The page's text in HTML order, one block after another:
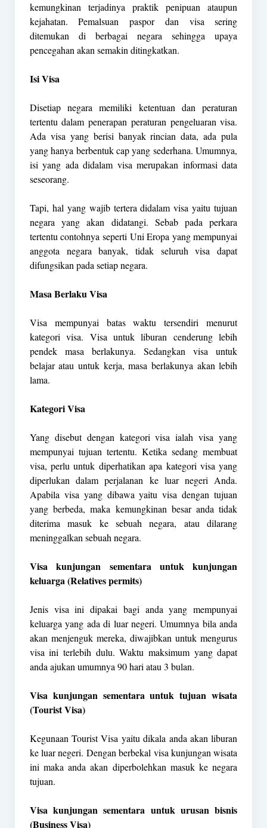
kemungkinan terjadinya praktik penipuan ataupun
kejahatan. Pemalsuan paspor dan visa sering
ditemukan di berbagai negara sehingga upaya
pencegahan akan semakin ditingkatkan.
Isi Visa
Disetiap negara memiliki ketentuan dan peraturan
tertentu dalam penerapan peraturan pengeluaran visa.
Ada visa yang berisi banyak rincian data, ada pula
yang hanya berbentuk cap yang sederhana. Umumnya,
isi yang ada didalam visa merupakan informasi data
seseorang.
Tapi, hal yang wajib tertera didalam visa yaitu tujuan
negara yang akan didatangi. Sebab pada perkara
tertentu contohnya seperti Uni Eropa yang mempunyai
anggota negara banyak, tidak seluruh visa dapat
difungsikan pada setiap negara.
Masa Berlaku Visa
Visa mempunyai batas waktu tersendiri menurut
kategori visa. Visa untuk liburan cenderung lebih
pendek masa berlakunya. Sedangkan visa untuk
belajar atau untuk kerja, masa berlakunya akan lebih
lama.
Kategori Visa
Yang disebut dengan kategori visa ialah visa yang
mempunyai tujuan tertentu. Ketika sedang membuat
visa, perlu untuk diperhatikan apa kategori visa yang
diperlukan dalam perjalanan ke luar negeri Anda.
Apabila visa yang dibawa yaitu visa dengan tujuan
yang berbeda, maka kemungkinan besar anda tidak
diterima masuk ke sebuah negara, atau dilarang
meninggalkan sebuah negara.
Visa kunjungan sementara untuk kunjungan
keluarga (Relatives permits)
Jenis visa ini dipakai bagi anda yang mempunyai
keluarga yang ada di luar negeri. Umumnya bila anda
akan menjenguk mereka, diwajibkan untuk mengurus
visa ini terlebih dulu. Waktu maksimum yang dapat
anda ajukan umumnya 90 hari atau 3 bulan.
Visa kunjungan sementara untuk tujuan wisata
(Tourist Visa)
Kegunaan Tourist Visa yaitu dikala anda akan liburan
ke luar negeri. Dengan berbekal visa kunjungan wisata
ini maka anda akan diperbolehkan masuk ke negara
tujuan.
Visa kunjungan sementara untuk urusan bisnis
(Business Visa)